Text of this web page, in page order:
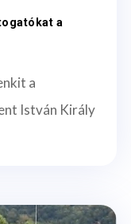
a
a
István Király